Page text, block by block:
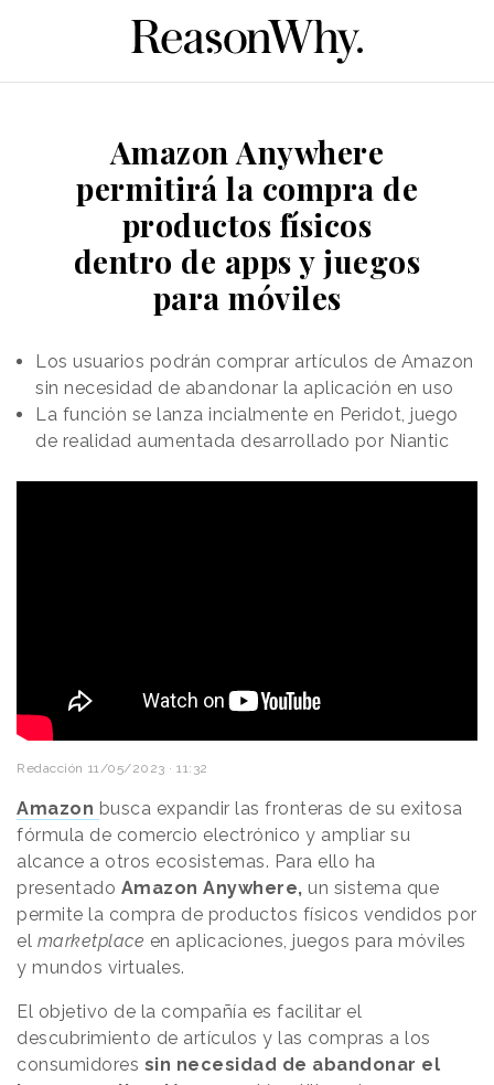
Amazon Anywhere
permitirá la compra de
productos físicos
dentro de apps y juegos
para móviles
Los usuarios podrán comprar artículos de Amazon
sin necesidad de abandonar la aplicación en uso
La función se lanza incialmente en Peridot, juego
de realidad aumentada desarrollado por Niantic
Redacción 11/05/2023 · 11:32
Amazon busca expandir las fronteras de su exitosa
fórmula de comercio electrónico y ampliar su
alcance a otros ecosistemas. Para ello ha
presentado Amazon Anywhere, un sistema que
permite la compra de productos físicos vendidos por
el marketplace en aplicaciones, juegos para móviles
y mundos virtuales.
El objetivo de la compañía es facilitar el
descubrimiento de artículos y las compras a los
consumidores sin necesidad de abandonar el